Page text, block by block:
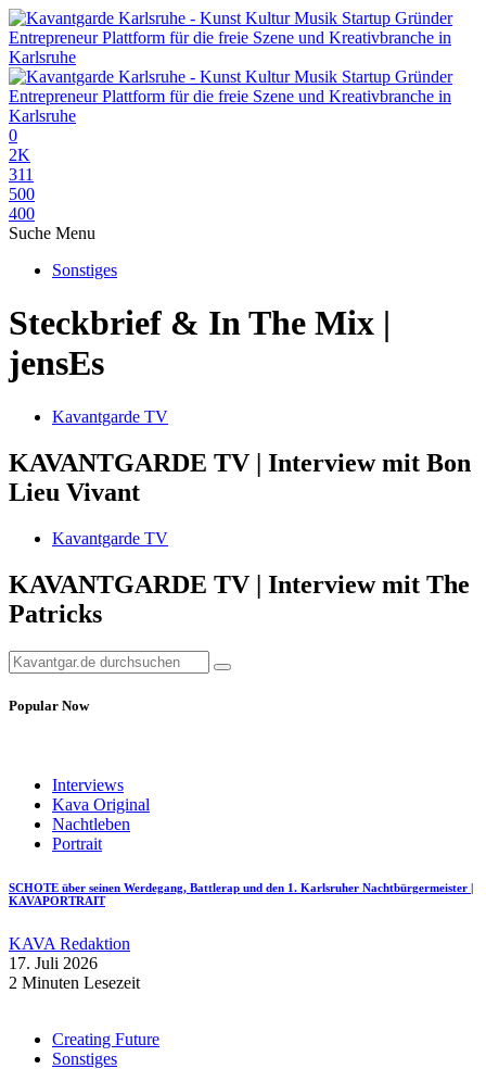
0
2K
311
500
400
Suche Menu
Sonstiges
Steckbrief & In The Mix |
jensEs
Kavantgarde TV
KAVANTGARDE TV | Interview mit Bon
Lieu Vivant
Kavantgarde TV
KAVANTGARDE TV | Interview mit The
Patricks
Popular Now
Interviews
Kava Original
Nachtleben
Portrait
SCHOTE über seinen Werdegang, Battlerap und den 1. Karlsruher Nachtbürgermeister |
KAVAPORTRAIT
KAVA Redaktion
17. Juli 2026
2 Minuten Lesezeit
Creating Future
Sonstiges